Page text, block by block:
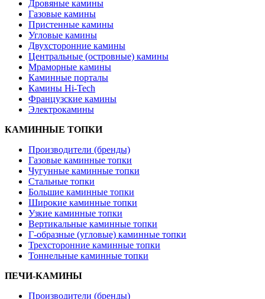
Дровяные камины
Газовые камины
Пристенные камины
Угловые камины
Двухсторонние камины
Центральные (островные) камины
Мраморные камины
Каминные порталы
Камины Hi-Tech
Французские камины
Электрокамины
КАМИННЫЕ ТОПКИ
Производители (бренды)
Газовые каминные топки
Чугунные каминные топки
Стальные топки
Большие каминные топки
Широкие каминные топки
Узкие каминные топки
Вертикальные каминные топки
Г-образные (угловые) каминные топки
Трехсторонние каминные топки
Тоннельные каминные топки
ПЕЧИ-КАМИНЫ
Производители (бренды)